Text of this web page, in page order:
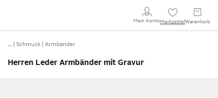
Mein KontoMerkzettel Warenkorb
… Schmuck Armbänder
Herren Leder Armbänder mit Gravur